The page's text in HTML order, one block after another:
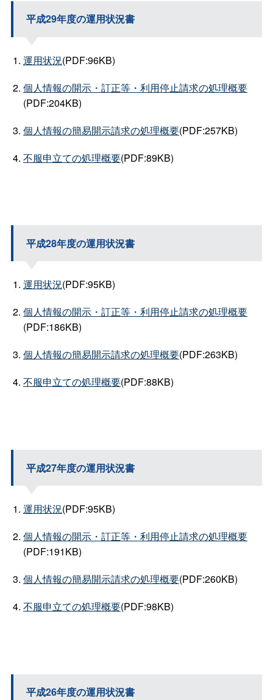
平成29年度の運用状況書
運用状況(PDF:96KB)
個人情報の開示・訂正等・利用停止請求の処理概要
(PDF:204KB)
個人情報の簡易開示請求の処理概要(PDF:257KB)
不服申立ての処理概要(PDF:89KB)
平成28年度の運用状況書
運用状況(PDF:95KB)
個人情報の開示・訂正等・利用停止請求の処理概要
(PDF:186KB)
個人情報の簡易開示請求の処理概要(PDF:263KB)
不服申立ての処理概要(PDF:88KB)
平成27年度の運用状況書
運用状況(PDF:95KB)
個人情報の開示・訂正等・利用停止請求の処理概要
(PDF:191KB)
個人情報の簡易開示請求の処理概要(PDF:260KB)
不服申立ての処理概要(PDF:98KB)
平成26年度の運用状況書